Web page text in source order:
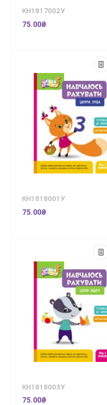
КН1817002У
75.00₴
КН1818001У
75.00₴
КН1818003У
75.00₴